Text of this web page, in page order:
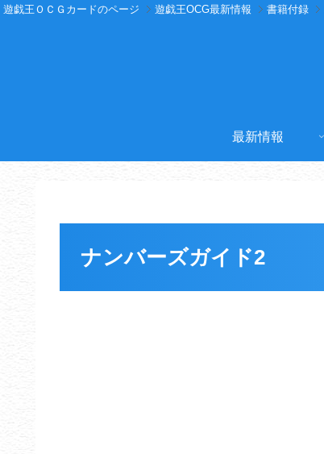
遊戯王ＯＣＧカードのページ 遊戯王OCG最新情報 書籍付録
最新情報
ナンバーズガイド2